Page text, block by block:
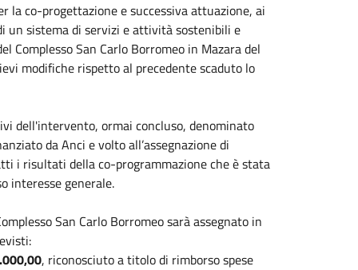
la co-progettazione e successiva attuazione, ai
un sistema di servizi e attività sostenibili e
Complesso San Carlo Borromeo in Mazara del
modifiche rispetto al precedente scaduto lo
dell'intervento, ormai concluso, denominato
da Anci e volto all’assegnazione di
i risultati della co-programmazione che è stata
interesse generale.
San Carlo Borromeo sarà assegnato in
, riconosciuto a titolo di rimborso spese